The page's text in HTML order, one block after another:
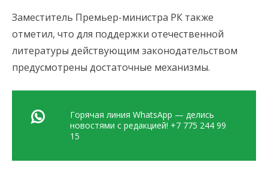
Заместитель Премьер-министра РК также
отметил, что для поддержки отечественной
литературы действующим законодательством
предусмотрены достаточные механизмы.
Горячая линия WhatsApp — делись
новостями с редакцией! +7 775 244 99
15